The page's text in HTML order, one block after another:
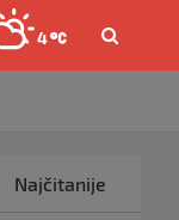
4
Najčitanije